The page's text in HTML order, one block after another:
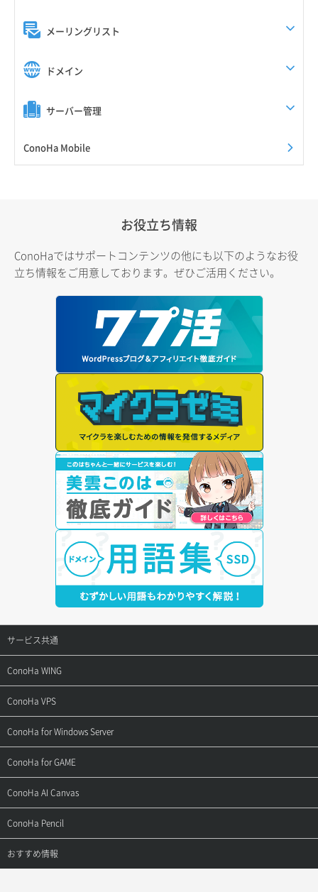
メーリングリスト
ドメイン
サーバー管理
ConoHa Mobile
お役立ち情報
ConoHaではサポートコンテンツの他にも以下のようなお役
立ち情報をご用意しております。ぜひご活用ください。
サービス共通
サポートトップ
ご契約・お支払い
用語集
お問い合わせ
ConoHa WING
サポートトップ
ご利用ガイド
お乗り換えガイド
よくある質問
ConoHa VPS
サポートトップ
ご利用ガイド
APIドキュメントVPS2.0
APIドキュメントVPS3.0
ConoHa for Windows Server
サポートトップ
ご利用ガイド
APIドキュメントVPS2.0
APIドキュメントVPS3.0
ConoHa for GAME
サポートトップ
ご利用ガイド
ConoHa AI Canvas
サポートトップ
ご利用ガイド
ConoHa Pencil
サポートトップ
おすすめ情報